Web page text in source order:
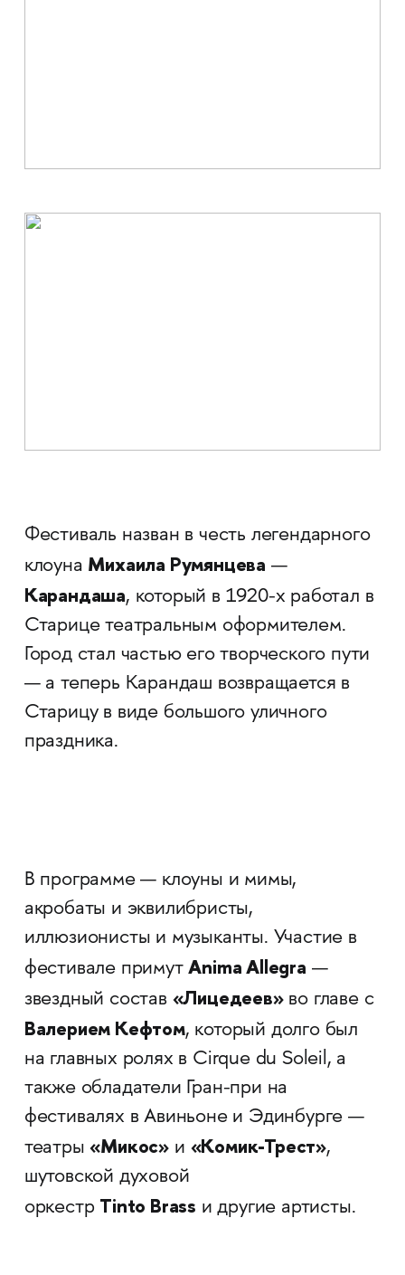
Фестиваль назван в честь легендарного
клоуна Михаила Румянцева —
Карандаша, который в 1920-х работал в
Старице театральным оформителем.
Город стал частью его творческого пути
— а теперь Карандаш возвращается в
Старицу в виде большого уличного
праздника.
В программе — клоуны и мимы,
акробаты и эквилибристы,
иллюзионисты и музыканты. Участие в
фестивале примутAnima Allegra —
звездный состав «Лицедеев»во главе с
Валерием Кефтом, который долго был
на главных ролях в Cirque du Soleil, а
также обладатели Гран-при на
фестивалях в Авиньоне и Эдинбурге —
театры«Микос» и «Комик-Трест»,
шутовской духовой
оркестр Tinto Brass и другие артисты.